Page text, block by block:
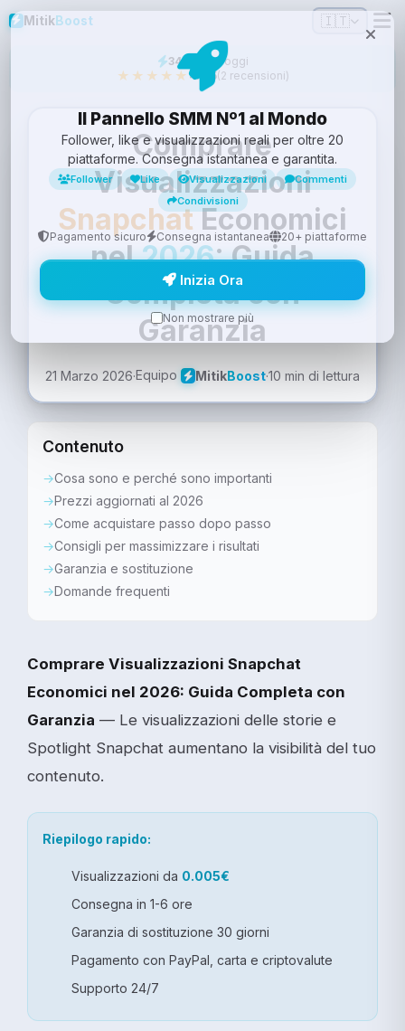
Mitik Boost 🇮🇹
34venduti oggi
★★★★★ 4.5/5(2 recensioni)
Comprare
Visualizzazioni
SnapchatEconomici
nel2026: Guida
Completa con
Garanzia
21 Marzo 2026·Equipo MitikBoost·10 min di lettura
Contenuto
Cosa sono e perché sono importanti
Prezzi aggiornati al 2026
Come acquistare passo dopo passo
Consigli per massimizzare i risultati
Garanzia e sostituzione
Domande frequenti
Comprare Visualizzazioni Snapchat
Economici nel 2026: Guida Completa con
Garanzia — Le visualizzazioni delle storie e
Spotlight Snapchat aumentano la visibilità del tuo
contenuto.
Riepilogo rapido:
Visualizzazioni da 0.005€
Consegna in 1-6 ore
Garanzia di sostituzione 30 giorni
Pagamento con PayPal, carta e criptovalute
Supporto 24/7
Il Pannello SMM Nº1 al Mondo
Follower, like e visualizzazioni reali per oltre 20
piattaforme. Consegna istantanea e garantita.
Follower Like Visualizzazioni
Commenti
Condivisioni
Pagamento sicuro Consegna istantanea 20+ piattaforme
Inizia Ora
Non mostrare più